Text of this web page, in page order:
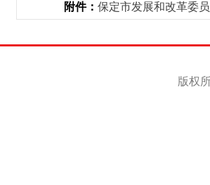
附件：保定市发展和改革委
版权